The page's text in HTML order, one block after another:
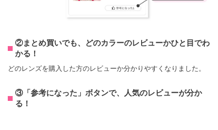
②まとめ買いでも、どのカラーのレビューかひと目でわ
かる！
どのレンズを購入した方のレビューか分かりやすくなりました。
③「参考になった」ボタンで、人気のレビューが分か
る！